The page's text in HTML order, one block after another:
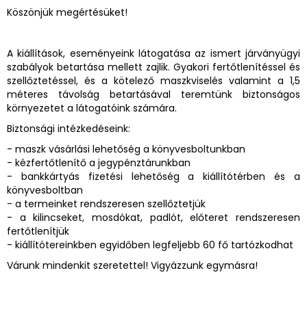
Köszönjük megértésüket!
A kiállítások, eseményeink látogatása az ismert járványügyi
szabályok betartása mellett zajlik. Gyakori fertőtlenítéssel és
szellőztetéssel, és a kötelező maszkviselés valamint a 1,5
méteres távolság betartásával teremtünk biztonságos
környezetet a látogatóink számára.
Biztonsági intézkedéseink:
- maszk vásárlási lehetőség a könyvesboltunkban
- kézfertőtlenítő a jegypénztárunkban
- bankkártyás fizetési lehetőség a kiállítótérben és a
könyvesboltban
- a termeinket rendszeresen szellőztetjük
- a kilincseket, mosdókat, padlót, előteret rendszeresen
fertőtlenítjük
- kiállítótereinkben egyidőben legfeljebb 60 fő tartózkodhat
Várunk mindenkit szeretettel! Vigyázzunk egymásra!